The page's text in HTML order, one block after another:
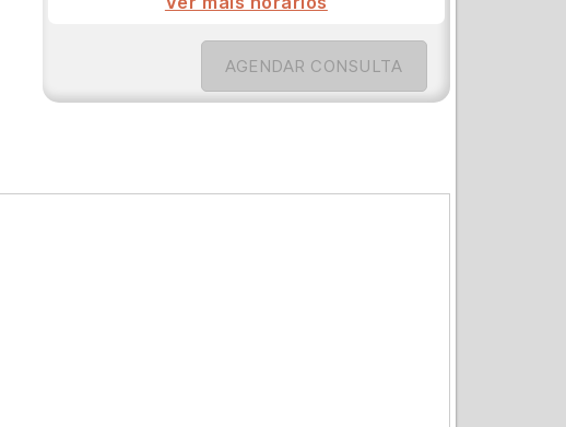
AGENDAR CONSULTA